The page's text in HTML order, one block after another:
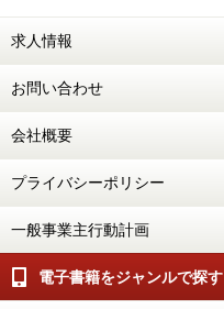
求人情報
お問い合わせ
会社概要
プライバシーポリシー
一般事業主行動計画
電子書籍をジャンルで探す